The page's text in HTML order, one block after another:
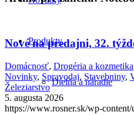
Produkty
Dielňa a náradie
Nové na predajni, 32.
Domácnosť, Drogéria a kozmetika
Novinky, Spravodaj, Stavebniny,
Železiarstvo
5. augusta 2026
https://www.rosner.sk/wp-